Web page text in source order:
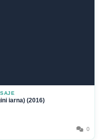
iarna) (2016)
0